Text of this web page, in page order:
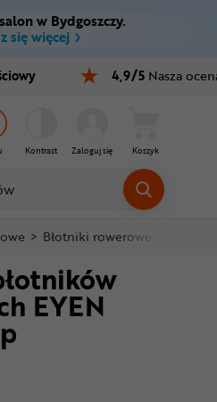
Ctrl M
informacje
w Bydgoszczy.
się więcej
4,9/5 Nasza
Kontrast Zaloguj się Koszyk
> Błotniki rowerowe
EYEN